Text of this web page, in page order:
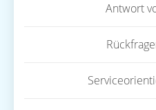
Antwort